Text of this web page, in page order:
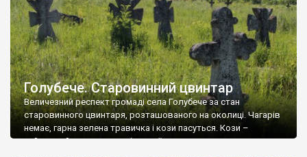
Голубече. Старовинний цвинтар
Величезний респект громаді села Голубече за стан
старовинного цвинтаря, розташованого на околиці. Чагарів
немає, гарна зелена травичка і кози пасуться. Кози –
найкращий регулятор шкідливої, для старих кладовищ,